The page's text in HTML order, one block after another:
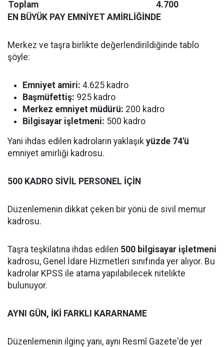
Toplam
4.700
EN BÜYÜK PAY EMNİYET AMİRLİĞİNDE
Merkez ve taşra birlikte değerlendirildiğinde tablo
şöyle:
Emniyet amiri: 4.625 kadro
Başmüfettiş: 925 kadro
Merkez emniyet müdürü: 200 kadro
Bilgisayar işletmeni: 500 kadro
Yani ihdas edilen kadroların yaklaşık yüzde 74'ü
emniyet amirliği kadrosu.
500 KADRO SİVİL PERSONEL İÇİN
Düzenlemenin dikkat çeken bir yönü de sivil memur
kadrosu.
Taşra teşkilatına ihdas edilen 500 bilgisayar işletmeni
kadrosu, Genel İdare Hizmetleri sınıfında yer alıyor. Bu
kadrolar KPSS ile atama yapılabilecek nitelikte
bulunuyor.
AYNI GÜN, İKİ FARKLI KARARNAME
Düzenlemenin ilginç yanı, aynı Resmî Gazete'de yer